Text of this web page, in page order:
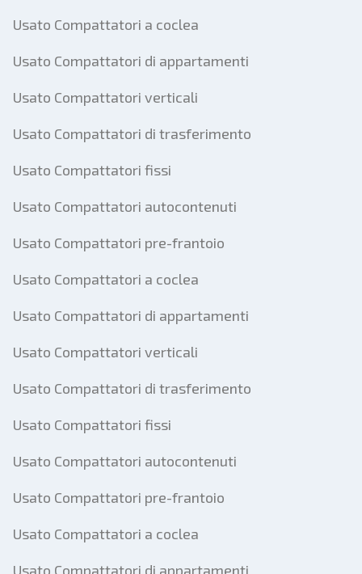
Usato Compattatori a coclea
Usato Compattatori di appartamenti
Usato Compattatori verticali
Usato Compattatori di trasferimento
Usato Compattatori fissi
Usato Compattatori autocontenuti
Usato Compattatori pre-frantoio
Usato Compattatori a coclea
Usato Compattatori di appartamenti
Usato Compattatori verticali
Usato Compattatori di trasferimento
Usato Compattatori fissi
Usato Compattatori autocontenuti
Usato Compattatori pre-frantoio
Usato Compattatori a coclea
Usato Compattatori di appartamenti